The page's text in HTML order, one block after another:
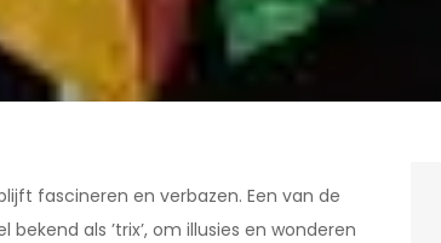
fascineren en verbazen. Een van de
als ’trix’, om illusies en wonderen